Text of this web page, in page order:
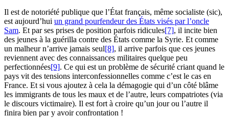
Il est de notoriété publique que l’État français, même socialiste (sic),
est aujourd’hui un grand pourfendeur des États visés par l’oncle
Sam. Et par ses prises de position parfois ridicules[7], il incite bien
des jeunes à la guérilla contre des États comme la Syrie. Et comme
un malheur n’arrive jamais seul[8], il arrive parfois que ces jeunes
reviennent avec des connaissances militaires quelque peu
perfectionnées[9]. Ce qui est un problème de sécurité criant quand le
pays vit des tensions interconfessionnelles comme c’est le cas en
France. Et si vous ajoutez à cela la démagogie qui d’un côté blâme
les immigrants de tous les maux et de l’autre, leurs compatriotes (via
le discours victimaire). Il est fort à croire qu’un jour ou l’autre il
finira bien par y avoir confrontation !